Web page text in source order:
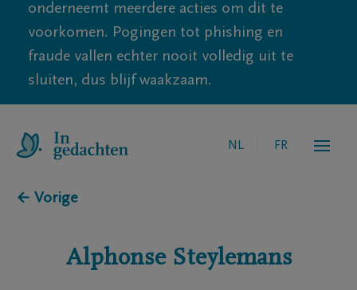
onderneemt meerdere acties om dit te
voorkomen. Pogingen tot phishing en
fraude vallen echter nooit volledig uit te
sluiten, dus blijf waakzaam.
NL FR
← Vorige
Alphonse Steylemans